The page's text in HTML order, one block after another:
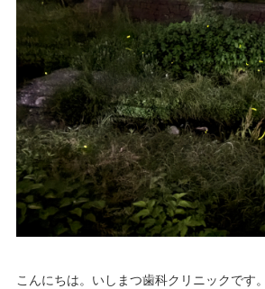
こんにちは。いしまつ歯科クリニックです。